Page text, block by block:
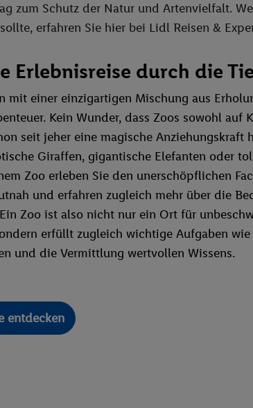
zum Schutz der Natur und Artenvielfalt.
erfahren Sie hier bei Lidl Reisen &
Erlebnisreise durch die
mit einer einzigartigen Mischung aus
Kein Wunder, dass Zoos sowohl auf
seit jeher eine magische Anziehungskraft
Giraffen, gigantische Elefanten oder
Zoo erleben Sie den unerschöpflichen
und erfahren zugleich mehr über die
Zoo ist also nicht nur ein Ort für
erfüllt zugleich wichtige Aufgaben
und die Vermittlung wertvollen Wissens.
entdecken